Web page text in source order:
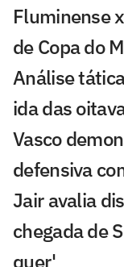
Fluminense
de Copa do
Análise
ida das
Vasco
defensiva
Jair avalia
chegada de
quer'